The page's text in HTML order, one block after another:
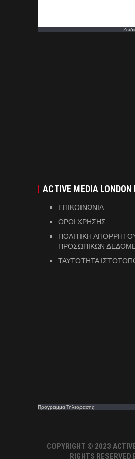
ACTIVE MEDIA LONDON
ΕΠΙΚΟΙΝΩΝΙΑ
ΟΡΟΙ ΧΡΗΣΗΣ
ΠΟΛΙΤΙΚΗ
ΠΡΟΣΩΠΙΚΩΝ
ΤΑΥΤΟΤΗΤΑ
Προγραμμα Τηλεορασης
COPYRIGHT © 2023
RIGHTS